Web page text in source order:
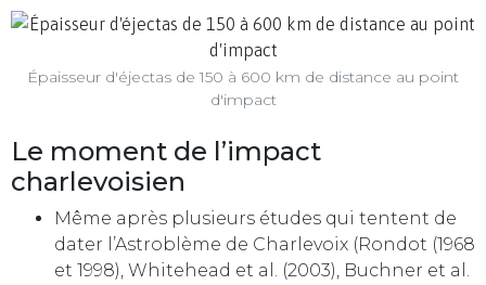
Épaisseur d'éjectas de 150 à 600 km de distance au point
d'impact
Le moment de l’impact
charlevoisien
Même après plusieurs études qui tentent de
dater l’Astroblème de Charlevoix (Rondot (1968
et 1998), Whitehead et al. (2003), Buchner et al.